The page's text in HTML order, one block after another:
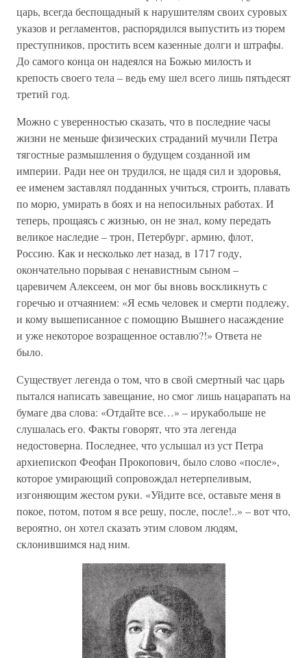
царь, всегда беспощадный к нарушителям своих суровых
указов и регламентов, распорядился выпустить из тюрем
преступников, простить всем казенные долги и штрафы.
До самого конца он надеялся на Божью милость и
крепость своего тела – ведь ему шел всего лишь пятьдесят
третий год.
Можно с уверенностью сказать, что в последние часы
жизни не меньше физических страданий мучили Петра
тягостные размышления о будущем созданной им
империи. Ради нее он трудился, не щадя сил и здоровья,
ее именем заставлял подданных учиться, строить, плавать
по морю, умирать в боях и на непосильных работах. И
теперь, прощаясь с жизнью, он не знал, кому передать
великое наследие – трон, Петербург, армию, флот,
Россию. Как и несколько лет назад, в 1717 году,
окончательно порывая с ненавистным сыном –
царевичем Алексеем, он мог бы вновь воскликнуть с
горечью и отчаянием: «Я есмь человек и смерти подлежу,
и кому вышеписанное с помощию Вышнего насаждение
и уже некоторое возращенное оставлю?!» Ответа не
было.
Существует легенда о том, что в свой смертный час царь
пытался написать завещание, но смог лишь нацарапать на
бумаге два слова: «Отдайте все…» – ирукабольше не
слушалась его. Факты говорят, что эта легенда
недостоверна. Последнее, что услышал из уст Петра
архиепископ Феофан Прокопович, было слово «после»,
которое умирающий сопровождал нетерпеливым,
изгоняющим жестом руки. «Уйдите все, оставьте меня в
покое, потом, потом я все решу, после, после!..» – вот что,
вероятно, он хотел сказать этим словом людям,
склонившимся над ним.